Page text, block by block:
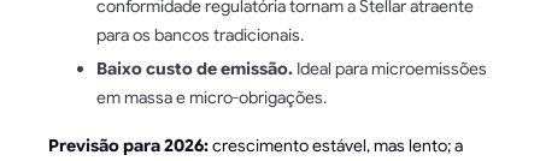
conformidade regulatória tornam a Stellar atraente
para os bancos tradicionais.
Baixo custo de emissão. Ideal para microemissões
em massa e micro-obrigações.
Previsão para 2026:crescimento estável, mas lento; a